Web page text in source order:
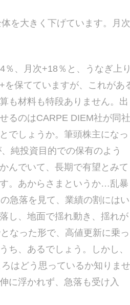
を大きく下げています。月次
、月次+18％と、うなぎ上り
保てていますが、これがあ
も材料も特段ありません。出
るのはCARPE DIEM社が同社
でしょうか。筆頭株主になっ
純投資目的での保有のよう
んでいて、長期で有望とみて
。あからさまというか…乱暴
急落を見て、業績の割にはい
し、地面で揺れ動き、揺れが
なった形で、高値更新に乗っ
ち、あるでしょう。しかし、
はどう思っているか知りませ
に浮かれず、急落も受け入